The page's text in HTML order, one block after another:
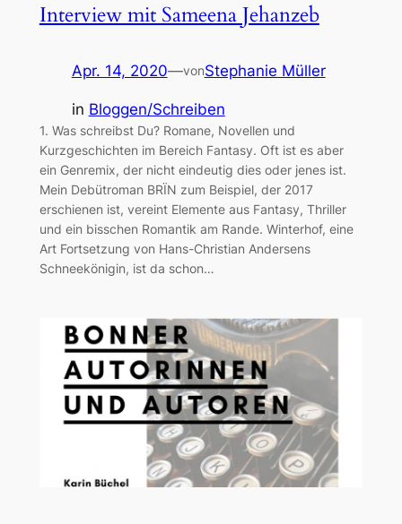
Interview mit Sameena Jehanzeb
Apr. 14, 2020—vonStephanie Müller
in Bloggen/Schreiben
1. Was schreibst Du? Romane, Novellen und
Kurzgeschichten im Bereich Fantasy. Oft ist es aber
ein Genremix, der nicht eindeutig dies oder jenes ist.
Mein Debütroman BRÏN zum Beispiel, der 2017
erschienen ist, vereint Elemente aus Fantasy, Thriller
und ein bisschen Romantik am Rande. Winterhof, eine
Art Fortsetzung von Hans-Christian Andersens
Schneekönigin, ist da schon…